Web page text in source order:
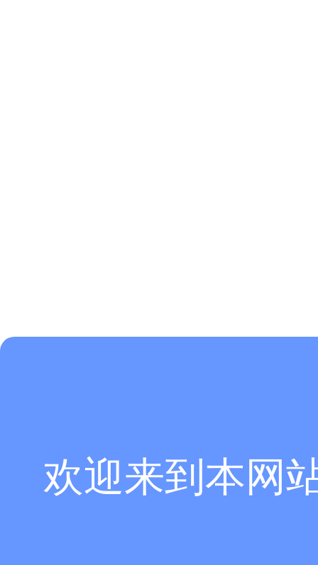
欢迎来到本网